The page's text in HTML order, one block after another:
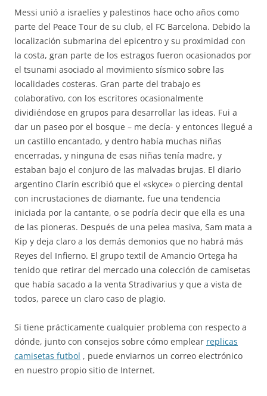
Messi unió a israelíes y palestinos hace ocho años como
parte del Peace Tour de su club, el FC Barcelona. Debido la
localización submarina del epicentro y su proximidad con
la costa, gran parte de los estragos fueron ocasionados por
el tsunami asociado al movimiento sísmico sobre las
localidades costeras. Gran parte del trabajo es
colaborativo, con los escritores ocasionalmente
dividiéndose en grupos para desarrollar las ideas. Fui a
dar un paseo por el bosque – me decía- y entonces llegué a
un castillo encantado, y dentro había muchas niñas
encerradas, y ninguna de esas niñas tenía madre, y
estaban bajo el conjuro de las malvadas brujas. El diario
argentino Clarín escribió que el «skyce» o piercing dental
con incrustaciones de diamante, fue una tendencia
iniciada por la cantante, o se podría decir que ella es una
de las pioneras. Después de una pelea masiva, Sam mata a
Kip y deja claro a los demás demonios que no habrá más
Reyes del Infierno. El grupo textil de Amancio Ortega ha
tenido que retirar del mercado una colección de camisetas
que había sacado a la venta Stradivarius y que a vista de
todos, parece un claro caso de plagio.
Si tiene prácticamente cualquier problema con respecto a
dónde, junto con consejos sobre cómo emplear replicas
camisetas futbol , puede enviarnos un correo electrónico
en nuestro propio sitio de Internet.